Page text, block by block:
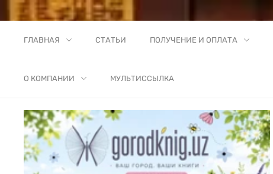
ГЛАВНАЯ СТАТЬИ ПОЛУЧЕНИЕ И ОПЛАТА
О КОМПАНИИ МУЛЬТИССЫЛКА